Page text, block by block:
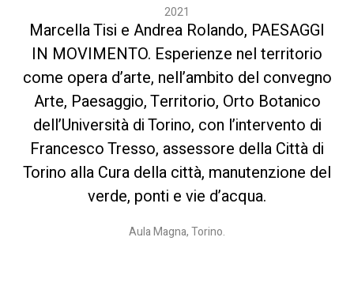
2021
Marcella Tisi e Andrea Rolando, PAESAGGI
IN MOVIMENTO. Esperienze nel territorio
come opera d’arte, nell’ambito del convegno
Arte, Paesaggio, Territorio, Orto Botanico
dell’Università di Torino, con l’intervento di
Francesco Tresso, assessore della Città di
Torino alla Cura della città, manutenzione del
verde, ponti e vie d’acqua.
Aula Magna, Torino.